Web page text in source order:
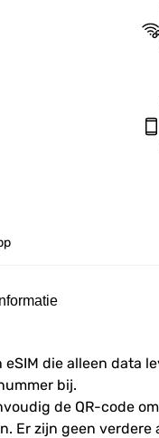
eSIM die alleen data
bij.
de QR-code
Er zijn geen